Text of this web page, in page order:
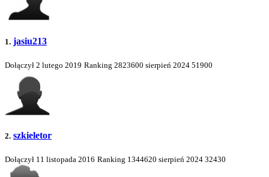
1. jasiu213
Dołączył 2 lutego 2019 Ranking 2823600 sierpień 2024 51900
2. szkieletor
Dołączył 11 listopada 2016 Ranking 1344620 sierpień 2024 32430